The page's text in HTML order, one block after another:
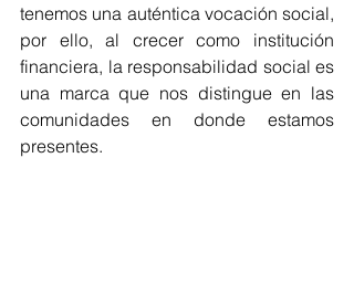
tenemos una auténtica vocación social,
por ello, al crecer como institución
financiera, la responsabilidad social es
una marca que nos distingue en las
comunidades en donde estamos
presentes.